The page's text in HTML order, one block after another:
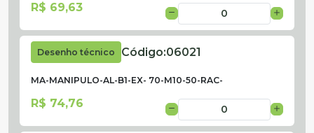
R$ 69,63
Desenho técnico Código:06021
MA-MANIPULO-AL-B1-EX- 70-M10-50-RAC-
R$ 74,76